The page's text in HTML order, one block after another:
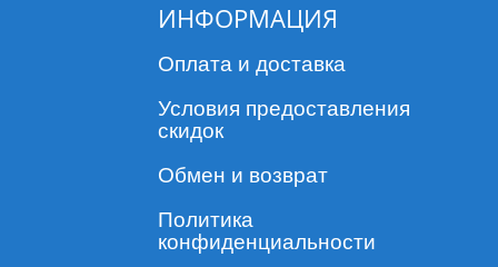
ИНФОРМАЦИЯ
Оплата и доставка
Условия предоставления
скидок
Обмен и возврат
Политика
конфиденциальности